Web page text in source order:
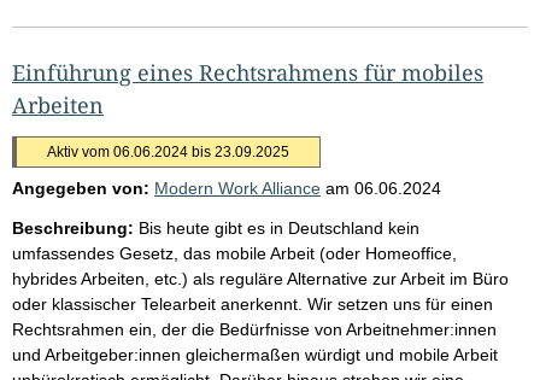
Einführung eines Rechtsrahmens für mobiles
Arbeiten
Aktiv vom 06.06.2024 bis 23.09.2025
Angegeben von: Modern Work Alliance am 06.06.2024
Beschreibung: Bis heute gibt es in Deutschland kein
umfassendes Gesetz, das mobile Arbeit (oder Homeoffice,
hybrides Arbeiten, etc.) als reguläre Alternative zur Arbeit im Büro
oder klassischer Telearbeit anerkennt. Wir setzen uns für einen
Rechtsrahmen ein, der die Bedürfnisse von Arbeitnehmer:innen
und Arbeitgeber:innen gleichermaßen würdigt und mobile Arbeit